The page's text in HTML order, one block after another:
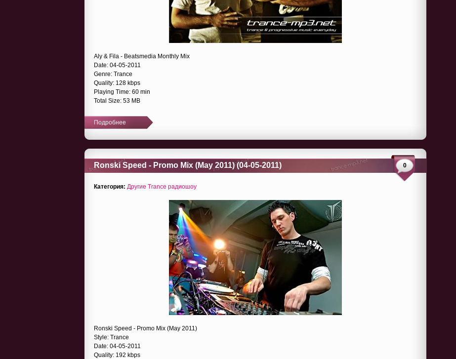
Aly & Fila - Beatsmedia Monthly Mix
Date: 04-05-2011
Genre: Trance
Quality: 128 kbps
Playing Time: 60 min
Total Size: 53 MB
Подробнее
Ronski Speed - Promo Mix (May 2011) (04-05-2011) 0
Категория: Другие Trance радиошоу
Ronski Speed - Promo Mix (May 2011)
Style: Trance
Date: 04-05-2011
Quality: 192 kbps